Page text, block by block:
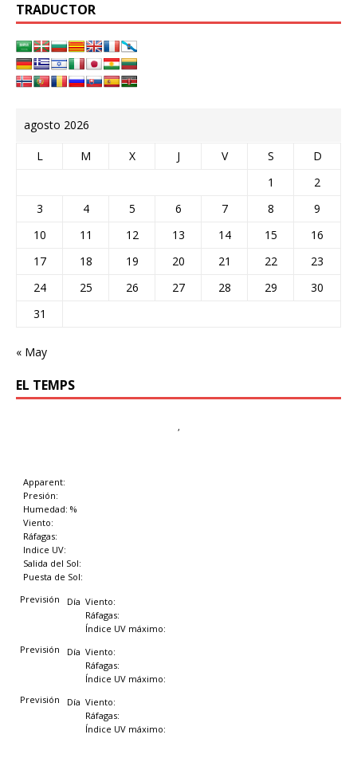
TRADUCTOR
agosto 2026
L M X J V S
D
1
2
3
4 5 6 7 8
9
10
11 12 13 14 15
16
17
18 19 20 21 22
23
24
25 26 27 28 29
30
31
« May
EL TEMPS
,
Apparent:
Presión:
Humedad: %
Viento:
Ráfagas:
Indice UV:
Salida del Sol:
Puesta de Sol:
Previsión
Día Viento:
Ráfagas:
Índice UV máximo:
Previsión
Día Viento:
Ráfagas:
Índice UV máximo:
Previsión
Día Viento:
Ráfagas:
Índice UV máximo: